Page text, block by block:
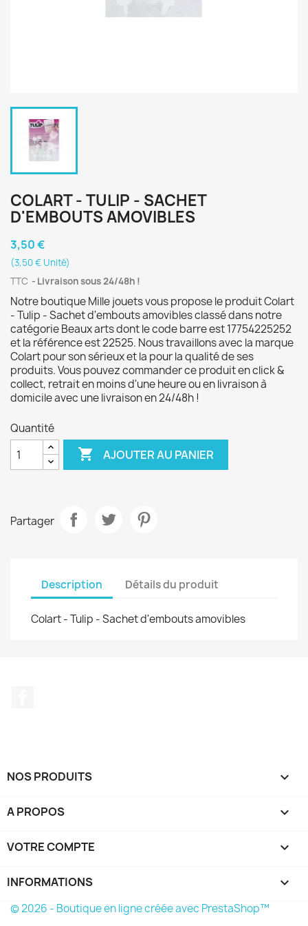
COLART - TULIP - SACHET
D'EMBOUTS AMOVIBLES
3,50 €
(3,50 € Unité)
TTC
Livraison sous 24/48h !
Notre boutique Mille jouets vous propose le produit Colart
- Tulip - Sachet d'embouts amovibles classé dans notre
catégorie Beaux arts dont le code barre est 17754225252
et la référence est 22525. Nous travaillons avec la marque
Colart pour son sérieux et la pour la qualité de ses
produits. Vous pouvez commander ce produit en click &
collect, retrait en moins d'une heure ou en livraison à
domicile avec une livraison en 24/48h !
Quantité
 AJOUTER AU PANIER
Partager
Description Détails du produit
Colart - Tulip - Sachet d'embouts amovibles
NOS PRODUITS 
A PROPOS 
VOTRE COMPTE 
INFORMATIONS keyboard_arrow_down
© 2026 - Boutique en ligne créée avec PrestaShop™